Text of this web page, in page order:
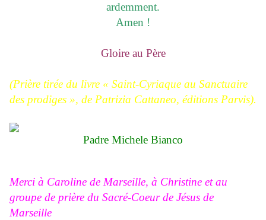
ardemment.
Amen !
Gloire au Père
(Prière tirée du livre « Saint-Cyriaque au Sanctuaire
des prodiges », de Patrizia Cattaneo, éditions Parvis).
Padre Michele Bianco
Merci à Caroline de Marseille, à Christine et au
groupe de prière du Sacré-Coeur de Jésus de
Marseille